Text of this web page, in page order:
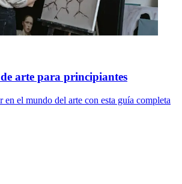
arte para principiantes
en el mundo del arte con esta guía completa